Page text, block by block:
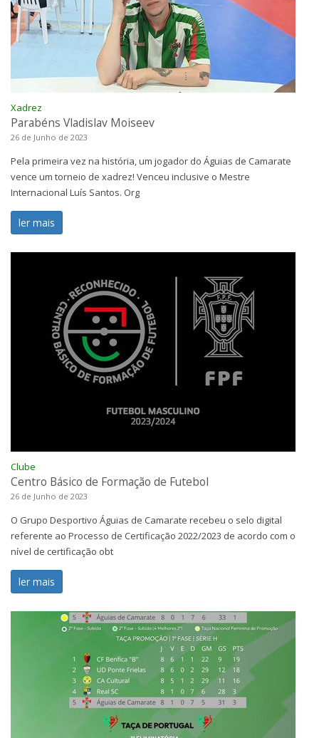
Xadrez
Parabéns Vladislav Moiseev
26 de Junho de 2023
Pela primeira vez na história, um jogador do Águias de Camarate
vence um torneio de xadrez! Venceu inclusive o Mestre
Internacional Luís Santos. Org
ler mais
Clube
Centro Básico de Formação de Futebol
26 de Junho de 2023
O Grupo Desportivo Águias de Camarate recebeu o selo digital
referente ao Processo de Certificação 2022/2023 de acordo com o
nível de certificação obt
ler mais